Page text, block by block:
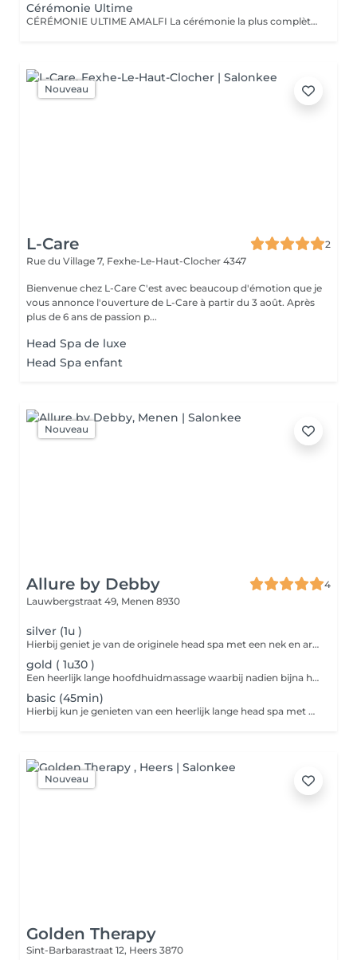
Cérémonie Ultime
CÉRÉMONIE ULTIME AMALFI La cérémonie la plus complète de l'univers Amalfi, imaginée pour offrir une déconnexion profonde, un soin d'exception et une mise en beauté sur mesure. Votre expérience débute par un diagnostic capillaire personnalisé afin d'élaborer un protocole adapté à votre cuir chevelu et à votre fibre capillaire. Installé(e) confortablement au Hair Spa en position allongée, profitez d'un gommage du cuir chevelu, d'un shampooing sur mesure et d'une stimulation hydromassante favorisant la détente et la microcirculation. L'expérience se prolonge sous la fontaine d'eau japonaise avec un soin profond sous brume, accompagné d'un massage relaxant du cuir chevelu, d'un effleurage des points de tension du visage ainsi que d'un massage ciblé de la nuque et des épaules. Votre cérémonie s'achève un brushing signature, tandis que plusieurs attentions exclusives Amalfi viendront sublimer ce moment privilégié. Cette cérémonie comprend : Diagnostic capillaire personnalisé Gommage du cuir chevelu Shampooing sur mesure Installation au Hair Spa (position allongée) Stimulation hydromassante Fontaine d'eau japonaise Soin profond Shu Uemura sous brume Massage relaxant (cuir chevelu, visage, nuque et épaules) Coupe sur mesure Attentions exclusives Amalfi Brushing signature et sa touche de perfection
Nouveau
L-Care
2
Rue du Village 7, Fexhe-Le-Haut-Clocher 4347
Bienvenue chez L-Care C'est avec beaucoup d'émotion que je
vous annonce l'ouverture de L-Care à partir du 3 août. Après
plus de 6 ans de passion p...
Head Spa de luxe
Head Spa enfant
Nouveau
Allure by Debby
4
Lauwbergstraat 49, Menen 8930
silver (1u )
Hierbij geniet je van de originele head spa met een nek en arm massage erbij, ook een mini gelaatsverzorging zit in dit pakket , we gebruiken de hoofd analyse hierbij
gold ( 1u30 )
Een heerlijk lange hoofdhuidmassage waarbij nadien bijna het hele lichaam word mee genomen in de massage. In dit pakket zit ook een mini gelaatsverzorging, afgewerkt met een masker.
basic (45min)
Hierbij kun je genieten van een heerlijk lange head spa met een hoofdhuid analyse om de voor en na te zien van de hoofdhuid
Nouveau
Golden Therapy
Sint-Barbarastraat 12, Heers 3870